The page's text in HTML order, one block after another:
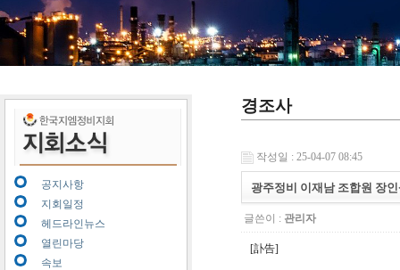
공지사항
지회일정
헤드라인뉴스
열린마당
속보
경조사
작성일 : 25-04-07 08:45
광주정비 이재남 조합원 장
글쓴이 : 관리자
[訃告]